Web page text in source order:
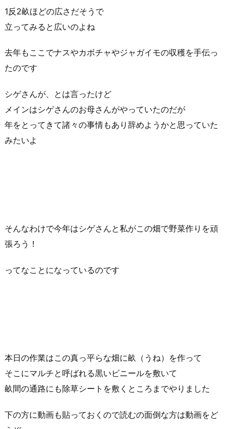
1反2畝ほどの広さだそうで
立ってみると広いのよね
去年もここでナスやカボチャやジャガイモの収穫を手伝っ
たのです
シゲさんが、とは言ったけど
メインはシゲさんのお母さんがやっていたのだが
年をとってきて諸々の事情もあり辞めようかと思っていた
みたいよ
そんなわけで今年はシゲさんと私がこの畑で野菜作りを頑
張ろう！
ってなことになっているのです
本日の作業はこの真っ平らな畑に畝（うね）を作って
そこにマルチと呼ばれる黒いビニールを敷いて
畝間の通路にも除草シートを敷くところまでやりました
下の方に動画も貼っておくので読むの面倒な方は動画をど